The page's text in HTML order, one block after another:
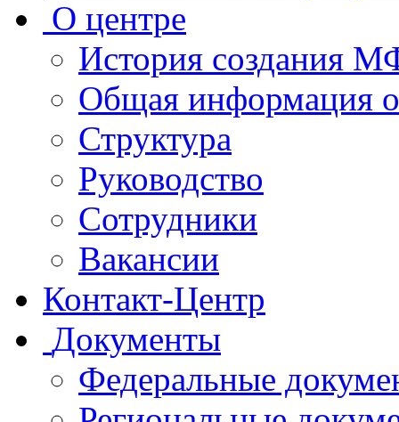
О центре
История создания
Общая
Структура
Руководство
Сотрудники
Вакансии
Контакт-Центр
Документы
Федеральные